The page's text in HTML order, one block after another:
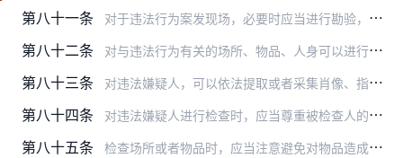
第八十一条
对于违法行为案发现场，必要时应当进行勘验，提取与案件有关的证据材料，判断案件性质，确定调查方向和范围。
第八十二条 对与违法行为有关的场所、物品、人身可以进行检查。检查时，人民警察不得少于二人，并应当出示人民警察证和县级以上公安机关开具的检查证。对确有必要立即进行检查的，人民…
第八十三条 对违法嫌疑人，可以依法提取或者采集肖像、指纹等人体生物识别信息；涉嫌酒后驾驶机动车、吸毒、从事恐怖活动等违法行为的，可以依照《中华人民共和国道路交通安全法》《中…
第八十四条 对违法嫌疑人进行检查时，应当尊重被检查人的人格尊严，不得以有损人格尊严的方式进行检查。
第八十五条 检查场所或者物品时，应当注意避免对物品造成不必要的损坏。